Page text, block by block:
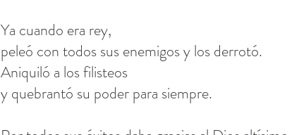
Ya cuando era rey,
peleó con todos sus enemigos y los derrotó.
Aniquiló a los filisteos
y quebrantó su poder para siempre.